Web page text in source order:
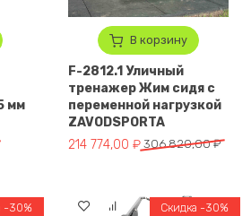
мм
составляла 3 688,00 ₽.
₽.
В корзину
F-2812.1 Уличный
тренажер Жим сидя с
переменной нагрузкой
ZAVODSPORTA
306 820,00₽
Первоначальная цена
214 774,00 ₽
Текущая цена: 214 774,00 ₽.
-30% Скидка -30%